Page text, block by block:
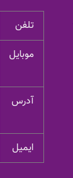
تلفن
موبایل
آدرس
ایمیل